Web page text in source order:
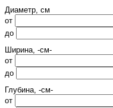
Диаметр, см
от
до
Ширина, -см-
от
до
Глубина, -см-
от